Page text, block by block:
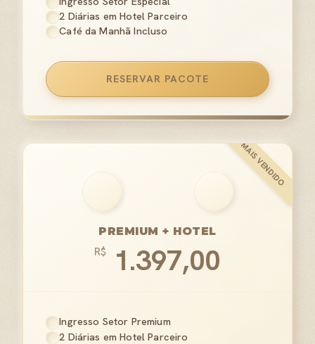
2 Diárias em Hotel Parceiro
Café da Manhã Incluso
RESERVAR PACOTE
PREMIUM + HOTEL
R$ 1.397,00
Ingresso Setor Premium
2 Diárias em Hotel Parceiro